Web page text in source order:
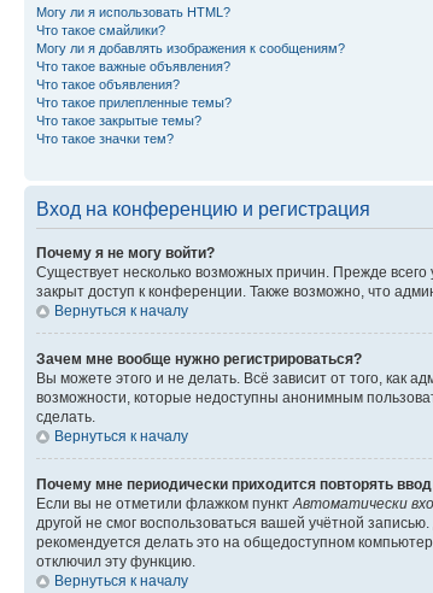
Могу ли я использовать HTML?
Что такое смайлики?
Могу ли я добавлять изображения к сообщениям?
Что такое важные объявления?
Что такое объявления?
Что такое прилепленные темы?
Что такое закрытые темы?
Что такое значки тем?
Вход на конференцию и регистрация
Почему я не могу войти?
Существует несколько возможных причин. Прежде
закрыт доступ к конференции. Также возможно, что
Вернуться к началу
Зачем мне вообще нужно регистрироваться?
Вы можете этого и не делать. Всё зависит от того, как
возможности, которые недоступны анонимным
сделать.
Вернуться к началу
Почему мне периодически приходится повторять
Если вы не отметили флажком пунктАвтоматически
другой не смог воспользоваться вашей учётной
рекомендуется делать это на общедоступном
отключил эту функцию.
Вернуться к началу